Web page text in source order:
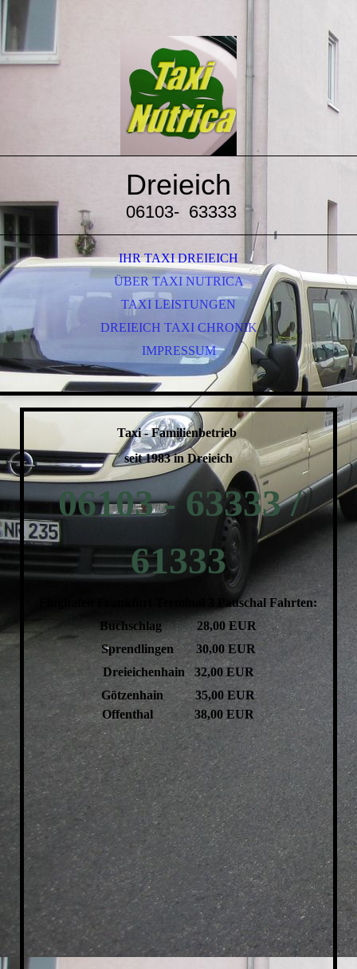
Dreieich
06103- 63333
IHR TAXI DREIEICH
ÜBER TAXI NUTRICA
TAXI LEISTUNGEN
DREIEICH TAXI CHRONIK
IMPRESSUM
Taxi - Familienbetrieb
seit 1983 in Dreieich
06103 - 63333 /
61333
Flughafen Frankfurt Terminal 3 Pauschal Fahrten:
Buchschlag 28,00 EUR
Sprendlingen 30,00 EUR
Dreieichenhain 32,00 EUR
Götzenhain 35,00 EUR
Offenthal 38,00 EUR